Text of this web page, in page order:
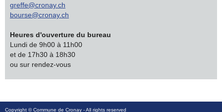
greffe@cronay.ch
bourse@cronay.ch
Heures d'ouverture du bureau
Lundi de 9h00 à 11h00
et de 17h30 à 18h30
ou sur rendez-vous
Copyright ©Commune de Cronay - All rights reserved